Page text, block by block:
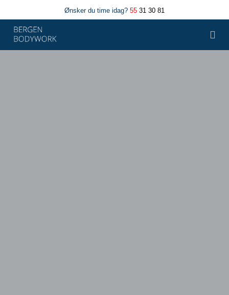
Ønsker du time idag? 55 31 30 81